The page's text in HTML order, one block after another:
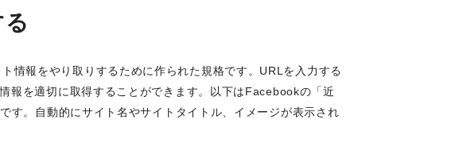
情報をやり取りするために作られた規格です。URLを入力する
報を適切に取得することができます。以下はFacebookの「近
す。自動的にサイト名やサイトタイトル、イメージが表示され